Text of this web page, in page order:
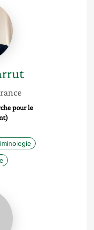
pour le